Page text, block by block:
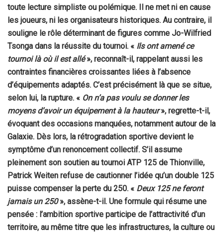
toute lecture simpliste ou polémique. Il ne met ni en cause
les joueurs, ni les organisateurs historiques. Au contraire, il
souligne le rôle déterminant de figures comme Jo-Wilfried
Tsonga dans la réussite du tournoi. « Ils ont amené ce
tournoi là où il est allé», reconnaît-il, rappelant aussi les
contraintes financières croissantes liées à l’absence
d’équipements adaptés. C’est précisément là que se situe,
selon lui, la rupture. « On n’a pas voulu se donner les
moyens d’avoir un équipement à la hauteur», regrette-t-il,
évoquant des occasions manquées, notamment autour de la
Galaxie. Dès lors, la rétrogradation sportive devient le
symptôme d’un renoncement collectif. S’il assume
pleinement son soutien au tournoi ATP 125 de Thionville,
Patrick Weiten refuse de cautionner l’idée qu’un double 125
puisse compenser la perte du 250. « Deux 125 ne feront
jamais un 250», assène-t-il. Une formule qui résume une
pensée : l’ambition sportive participe de l’attractivité d’un
territoire, au même titre que les infrastructures, la culture ou